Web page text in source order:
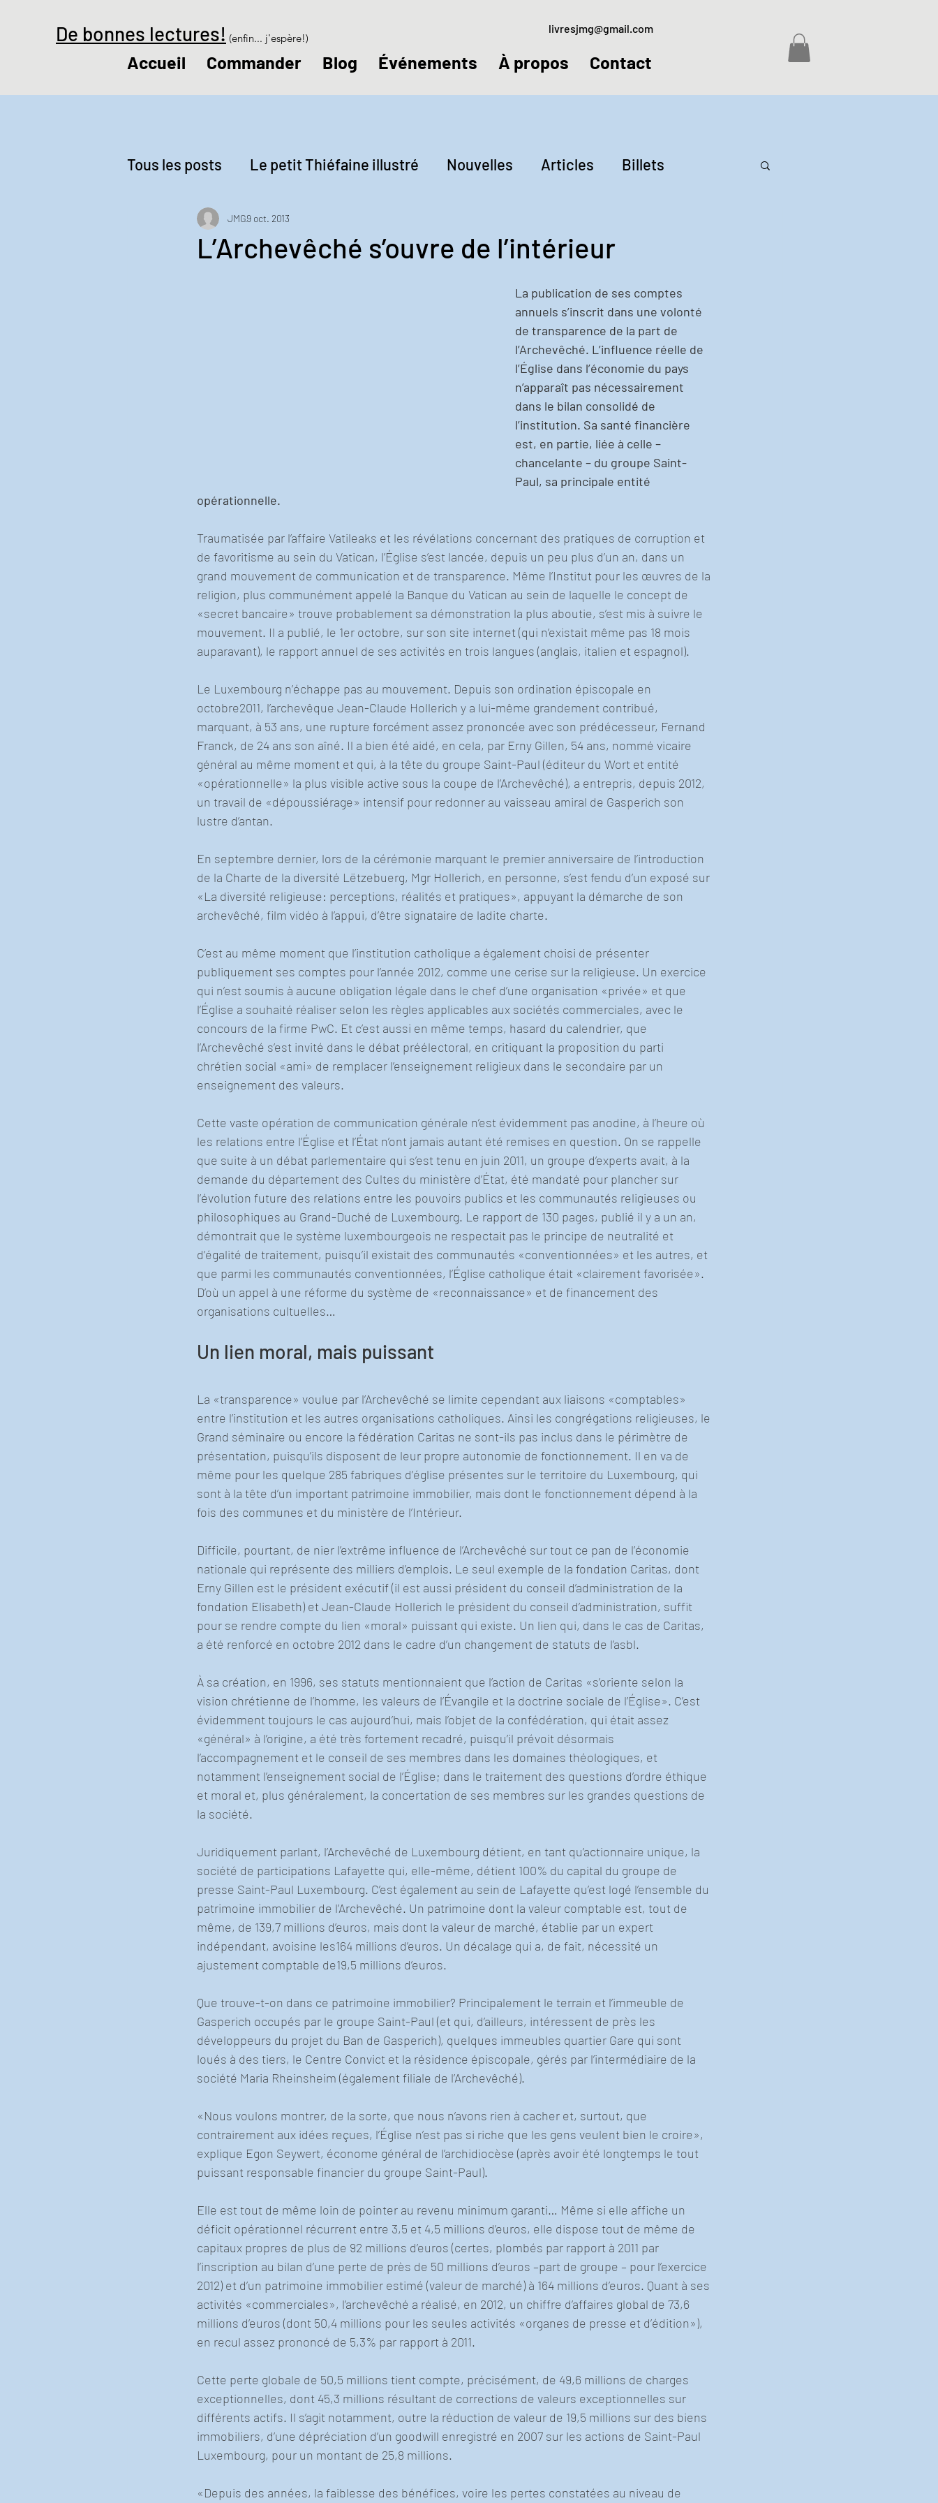
De bonnes lectures! (enfin... j'espère!)
livresjmg@gmail.com
Accueil Commander Blog Événements À propos Contact
Tous les posts Le petit Thiéfaine illustré Nouvelles Articles Billets
Revue de presse
L’Archevêché s’ouvre de l’intérieur
JMG9 oct. 2013
La publication de ses comptes
annuels s’inscrit dans une volonté
de transparence de la part de
l’Archevêché. L’influence réelle de
l’Église dans l’économie du pays
n’apparaît pas nécessairement
dans le bilan consolidé de
l’institution. Sa santé financière
est, en partie, liée à celle –
chancelante – du groupe Saint-
Paul, sa principale entité
opérationnelle.
Traumatisée par l’affaire Vatileaks et les révélations concernant des pratiques de corruption et
de favoritisme au sein du Vatican, l’Église s’est lancée, depuis un peu plus d’un an, dans un
grand mouvement de communication et de transparence. Même l’Institut pour les œuvres de la
religion, plus communément appelé la Banque du Vatican au sein de laquelle le concept de
«secret bancaire» trouve probablement sa démonstration la plus aboutie, s’est mis à suivre le
mouvement. Il a publié, le 1er octobre, sur son site internet (qui n’existait même pas 18 mois
auparavant), le rapport annuel de ses activités en trois langues (anglais, italien et espagnol).
Le Luxembourg n’échappe pas au mouvement. Depuis son ordination épiscopale en
octobre2011, l’archevêque Jean-Claude Hollerich y a lui-même grandement contribué,
marquant, à 53 ans, une rupture forcément assez prononcée avec son prédécesseur, Fernand
Franck, de 24 ans son aîné. Il a bien été aidé, en cela, par Erny Gillen, 54 ans, nommé vicaire
général au même moment et qui, à la tête du groupe Saint-Paul (éditeur du Wort et entité
«opérationnelle» la plus visible active sous la coupe de l’Archevêché), a entrepris, depuis 2012,
un travail de «dépoussiérage» intensif pour redonner au vaisseau amiral de Gasperich son
lustre d’antan.
En septembre dernier, lors de la cérémonie marquant le premier anniversaire de l’introduction
de la Charte de la diversité Lëtzebuerg, Mgr Hollerich, en personne, s’est fendu d’un exposé sur
«La diversité religieuse: perceptions, réalités et pratiques», appuyant la démarche de son
archevêché, film vidéo à l’appui, d’être signataire de ladite charte.
C’est au même moment que l’institution catholique a également choisi de présenter
publiquement ses comptes pour l’année 2012, comme une cerise sur la religieuse. Un exercice
qui n’est soumis à aucune obligation légale dans le chef d’une organisation «privée» et que
l’Église a souhaité réaliser selon les règles applicables aux sociétés commerciales, avec le
concours de la firme PwC. Et c’est aussi en même temps, hasard du calendrier, que
l’Archevêché s’est invité dans le débat préélectoral, en critiquant la proposition du parti
chrétien social «ami» de remplacer l’enseignement religieux dans le secondaire par un
enseignement des valeurs.
Cette vaste opération de communication générale n’est évidemment pas anodine, à l’heure où
les relations entre l’Église et l’État n’ont jamais autant été remises en question. On se rappelle
que suite à un débat parlementaire qui s’est tenu en juin 2011, un groupe d’experts avait, à la
demande du département des Cultes du ministère d’État, été mandaté pour plancher sur
l’évolution future des relations entre les pouvoirs publics et les communautés religieuses ou
philosophiques au Grand-Duché de Luxembourg. Le rapport de 130 pages, publié il y a un an,
démontrait que le système luxembourgeois ne respectait pas le principe de neutralité et
d’égalité de traitement, puisqu’il existait des communautés «conventionnées» et les autres, et
que parmi les communautés conventionnées, l’Église catholique était «clairement favorisée».
D’où un appel à une réforme du système de «reconnaissance» et de financement des
organisations cultuelles…
Un lien moral, mais puissant
La «transparence» voulue par l’Archevêché se limite cependant aux liaisons «comptables»
entre l’institution et les autres organisations catholiques. Ainsi les congrégations religieuses, le
Grand séminaire ou encore la fédération Caritas ne sont-ils pas inclus dans le périmètre de
présentation, puisqu’ils disposent de leur propre autonomie de fonctionnement. Il en va de
même pour les quelque 285 fabriques d’église présentes sur le territoire du Luxembourg, qui
sont à la tête d’un important patrimoine immobilier, mais dont le fonctionnement dépend à la
fois des communes et du ministère de l’Intérieur.
Difficile, pourtant, de nier l’extrême influence de l’Archevêché sur tout ce pan de l’économie
nationale qui représente des milliers d’emplois. Le seul exemple de la fondation Caritas, dont
Erny Gillen est le président exécutif (il est aussi président du conseil d’administration de la
fondation Elisabeth) et Jean-Claude Hollerich le président du conseil d’administration, suffit
pour se rendre compte du lien «moral» puissant qui existe. Un lien qui, dans le cas de Caritas,
a été renforcé en octobre 2012 dans le cadre d’un changement de statuts de l’asbl.
À sa création, en 1996, ses statuts mentionnaient que l’action de Caritas «s’oriente selon la
vision chrétienne de l’homme, les valeurs de l’Évangile et la doctrine sociale de l’Église». C’est
évidemment toujours le cas aujourd’hui, mais l’objet de la confédération, qui était assez
«général» à l’origine, a été très fortement recadré, puisqu’il prévoit désormais
l’accompagnement et le conseil de ses membres dans les domaines théologiques, et
notamment l’enseignement social de l’Église; dans le traitement des questions d’ordre éthique
et moral et, plus généralement, la concertation de ses membres sur les grandes questions de
la société.
Juridiquement parlant, l’Archevêché de Luxembourg détient, en tant qu’actionnaire unique, la
société de participations Lafayette qui, elle-même, détient 100% du capital du groupe de
presse Saint-Paul Luxembourg. C’est également au sein de Lafayette qu’est logé l’ensemble du
patrimoine immobilier de l’Archevêché. Un patrimoine dont la valeur comptable est, tout de
même, de 139,7 millions d’euros, mais dont la valeur de marché, établie par un expert
indépendant, avoisine les164 millions d’euros. Un décalage qui a, de fait, nécessité un
ajustement comptable de19,5 millions d’euros.
Que trouve-t-on dans ce patrimoine immobilier? Principalement le terrain et l’immeuble de
Gasperich occupés par le groupe Saint-Paul (et qui, d’ailleurs, intéressent de près les
développeurs du projet du Ban de Gasperich), quelques immeubles quartier Gare qui sont
loués à des tiers, le Centre Convict et la résidence épiscopale, gérés par l’intermédiaire de la
société Maria Rheinsheim (également filiale de l’Archevêché).
«Nous voulons montrer, de la sorte, que nous n’avons rien à cacher et, surtout, que
contrairement aux idées reçues, l’Église n’est pas si riche que les gens veulent bien le croire»,
explique Egon Seywert, économe général de l’archidiocèse (après avoir été longtemps le tout
puissant responsable financier du groupe Saint-Paul).
Elle est tout de même loin de pointer au revenu minimum garanti… Même si elle affiche un
déficit opérationnel récurrent entre 3,5 et 4,5 millions d’euros, elle dispose tout de même de
capitaux propres de plus de 92 millions d’euros (certes, plombés par rapport à 2011 par
l’inscription au bilan d’une perte de près de 50 millions d’euros –part de groupe – pour l’exercice
2012) et d’un patrimoine immobilier estimé (valeur de marché) à 164 millions d’euros. Quant à ses
activités «commerciales», l’archevêché a réalisé, en 2012, un chiffre d’affaires global de 73,6
millions d’euros (dont 50,4 millions pour les seules activités «organes de presse et d’édition»),
en recul assez prononcé de 5,3% par rapport à 2011.
Cette perte globale de 50,5 millions tient compte, précisément, de 49,6 millions de charges
exceptionnelles, dont 45,3 millions résultant de corrections de valeurs exceptionnelles sur
différents actifs. Il s’agit notamment, outre la réduction de valeur de 19,5 millions sur des biens
immobiliers, d’une dépréciation d’un goodwill enregistré en 2007 sur les actions de Saint-Paul
Luxembourg, pour un montant de 25,8 millions.
«Depuis des années, la faiblesse des bénéfices, voire les pertes constatées au niveau de